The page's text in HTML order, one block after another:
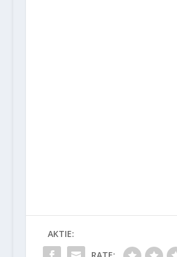
AKTIE: